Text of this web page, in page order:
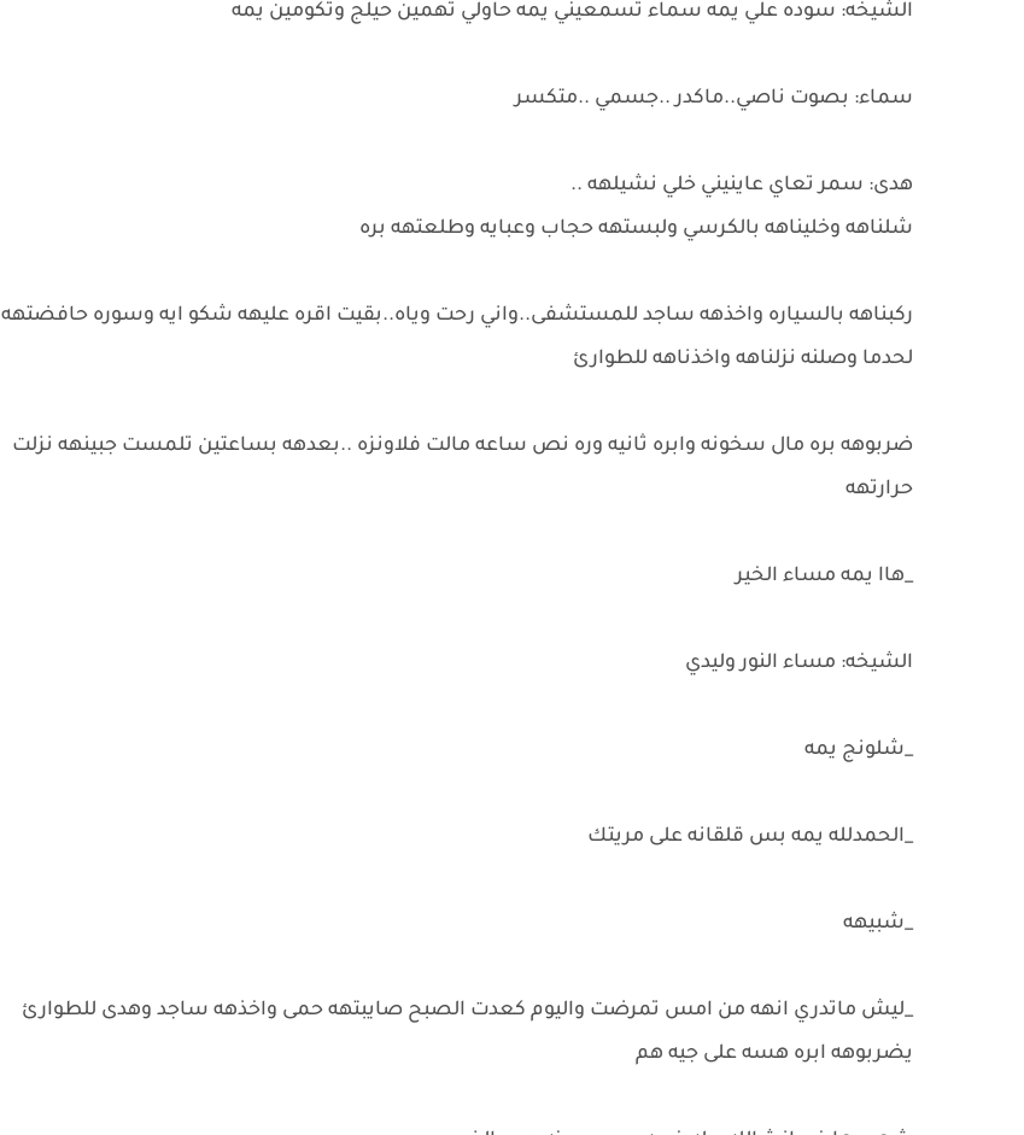
الشيخه: سوده علي يمه سماء تسمعيني يمه حاولي تهمين حيلج وتكومين يمه
سماء: بصوت ناصي..ماكدر ..جسمي ..متكسر
هدى: سمر تعاي عاينيني خلي نشيلهه ..
شلناهه وخليناهه بالكرسي ولبستهه حجاب وعبايه وطلعتهه بره
ركبناهه بالسياره واخذهه ساجد للمستشفى..واني رحت وياه..بقيت اقره عليهه شكو ايه وسوره حافضتهه
لحدما وصلنه نزلناهه واخذناهه للطوارئ
ضربوهه بره مال سخونه وابره ثانيه وره نص ساعه مالت فلاونزه ..بعدهه بساعتين تلمست جبينهه نزلت
حرارتهه
_هاا يمه مساء الخير
الشيخه: مساء النور وليدي
_شلونج يمه
_الحمدلله يمه بس قلقانه على مريتك
_شبيهه
_ليش ماتدري انهه من امس تمرضت واليوم كعدت الصبح صايبتهه حمى واخذهه ساجد وهدى للطوارئ
يضربوهه ابره هسه على جيه هم